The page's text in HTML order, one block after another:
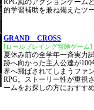
RPG風のアクションゲーム
的学習補助を兼ね備えたツ
GRAND CROSS
[ロールプレイング冒険ゲーム]
夏休み前の全学年一斉実力
跡へ向かった主人公達が100
界へ飛ばされてしまうファ
RPG。ストーリー性が重視
ームをお探しの方におすす